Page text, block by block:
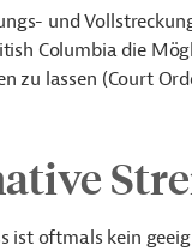
und
Columbia die
zu lassen (Court
ist oftmals kein